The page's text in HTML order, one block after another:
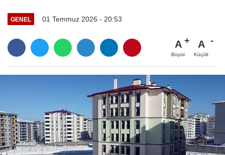
GENEL 01 Temmuz 2026 - 20:53
A
Büyüt
A
Küçült